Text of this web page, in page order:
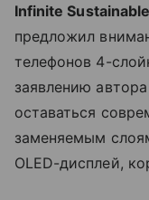
Infinite Sustainable
предложил
телефонов 4-
заявлению
оставаться
заменяемым
OLED-дисплей,